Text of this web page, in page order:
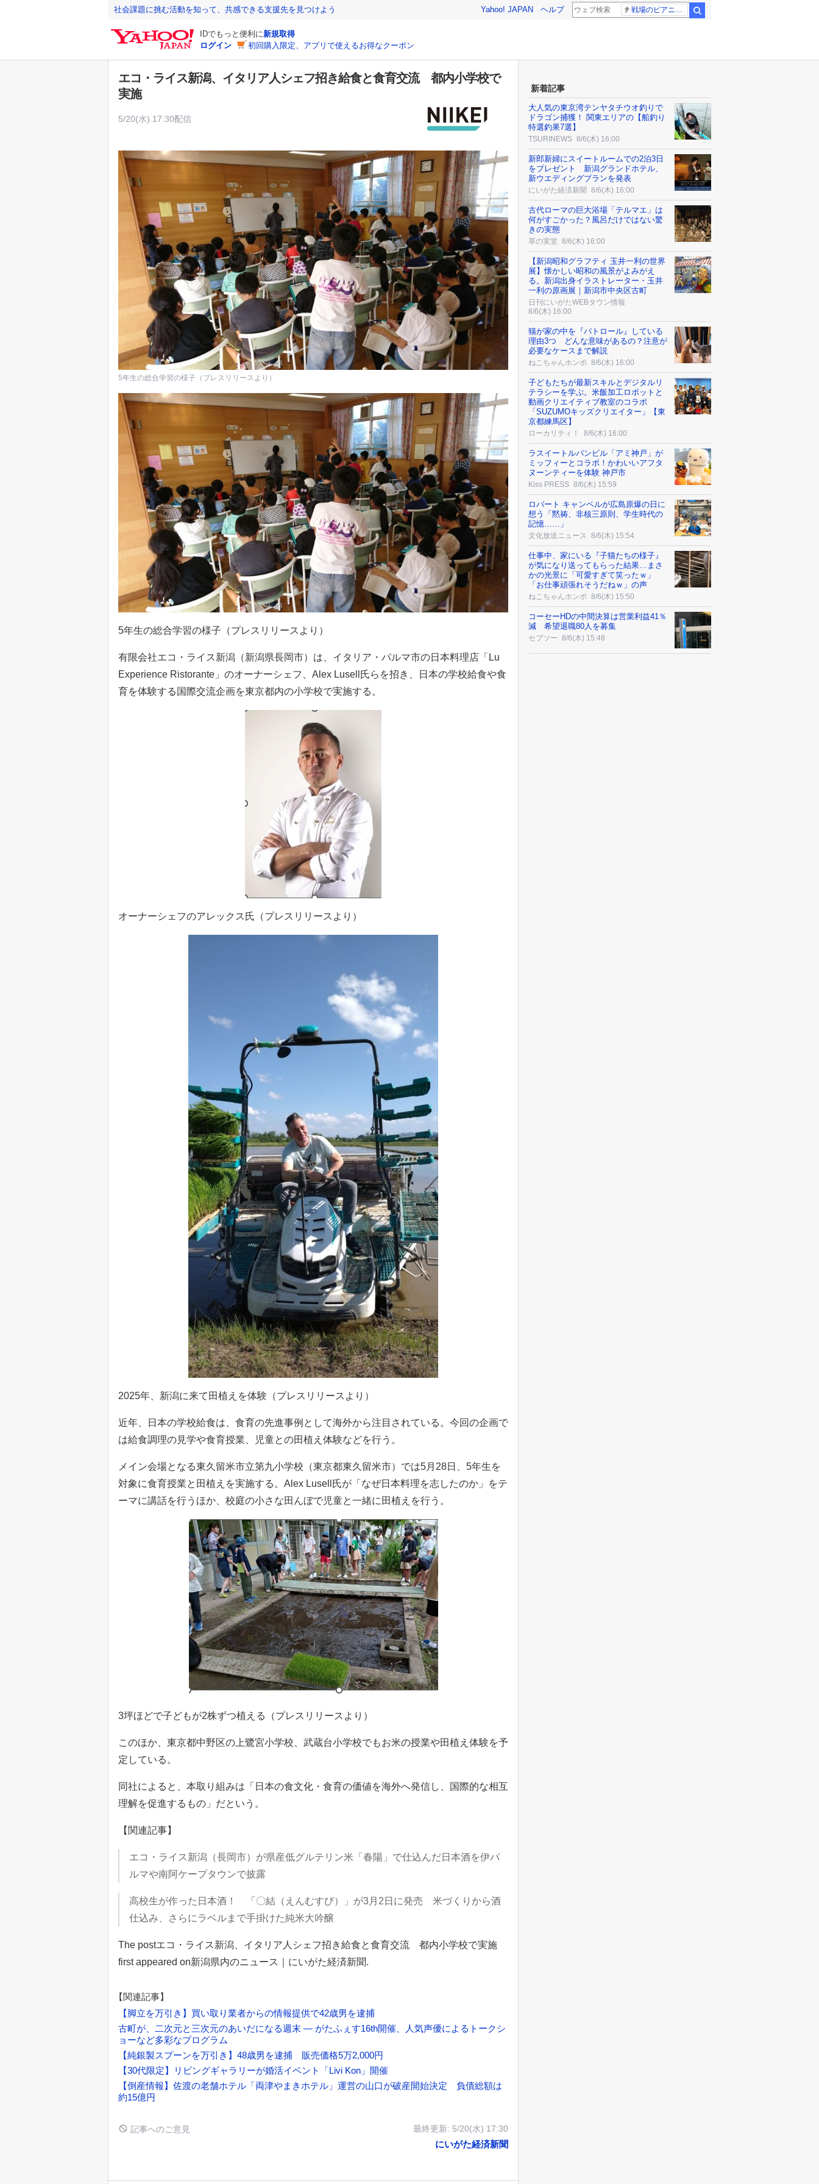
社会課題に挑む活動を知って、共感できる支援先を見つけよう Yahoo! JAPAN ヘルプ 戦場のピアニスト
IDでもっと便利に新規取得
ログイン
初回購入限定、アプリで使えるお得なクーポン
エコ・ライス新潟、イタリア人シェフ招き給食と食育交流 都内小学校で
実施
5/20(水) 17:30配信
5年生の総合学習の様子（プレスリリースより）
5年生の総合学習の様子（プレスリリースより）
有限会社エコ・ライス新潟（新潟県長岡市）は、イタリア・パルマ市の日本料理店「Lu
Experience Ristorante」のオーナーシェフ、Alex Lusell氏らを招き、日本の学校給食や食
育を体験する国際交流企画を東京都内の小学校で実施する。
オーナーシェフのアレックス氏（プレスリリースより）
2025年、新潟に来て田植えを体験（プレスリリースより）
近年、日本の学校給食は、食育の先進事例として海外から注目されている。今回の企画で
は給食調理の見学や食育授業、児童との田植え体験などを行う。
メイン会場となる東久留米市立第九小学校（東京都東久留米市）では5月28日、5年生を
対象に食育授業と田植えを実施する。Alex Lusell氏が「なぜ日本料理を志したのか」をテ
ーマに講話を行うほか、校庭の小さな田んぼで児童と一緒に田植えを行う。
3坪ほどで子どもが2株ずつ植える（プレスリリースより）
このほか、東京都中野区の上鷺宮小学校、武蔵台小学校でもお米の授業や田植え体験を予
定している。
同社によると、本取り組みは「日本の食文化・食育の価値を海外へ発信し、国際的な相互
理解を促進するもの」だという。
【関連記事】
エコ・ライス新潟（長岡市）が県産低グルテリン米「春陽」で仕込んだ日本酒を伊パ
ルマや南阿ケープタウンで披露
高校生が作った日本酒！ 「〇結（えんむすび）」が3月2日に発売 米づくりから酒
仕込み、さらにラベルまで手掛けた純米大吟醸
The postエコ・ライス新潟、イタリア人シェフ招き給食と食育交流 都内小学校で実施
first appeared on新潟県内のニュース｜にいがた経済新聞.
【関連記事】
【脚立を万引き】買い取り業者からの情報提供で42歳男を逮捕
古町が、二次元と三次元のあいだになる週末 ― がたふぇす16th開催、人気声優によるトークシ
ョーなど多彩なプログラム
【純銀製スプーンを万引き】48歳男を逮捕 販売価格5万2,000円
【30代限定】リビングギャラリーが婚活イベント「Livi Kon」開催
【倒産情報】佐渡の老舗ホテル「両津やまきホテル」運営の山口が破産開始決定 負債総額は
約15億円
記事へのご意見 最終更新: 5/20(水) 17:30
にいがた経済新聞
新着記事
大人気の東京湾テンヤタチウオ釣りで
ドラゴン捕獲！ 関東エリアの【船釣り
特選釣果7選】
TSURINEWS 8/6(木) 16:00
新郎新婦にスイートルームでの2泊3日
をプレゼント 新潟グランドホテル、
新ウエディングプランを発表
にいがた経済新聞 8/6(木) 16:00
古代ローマの巨大浴場「テルマエ」は
何がすごかった？風呂だけではない驚
きの実態
草の実堂 8/6(木) 16:00
【新潟昭和グラフティ 玉井一利の世界
展】懐かしい昭和の風景がよみがえ
る。新潟出身イラストレーター・玉井
一利の原画展｜新潟市中央区古町
日刊にいがたWEBタウン情報
8/6(木) 16:00
猫が家の中を『パトロール』している
理由3つ どんな意味があるの？注意が
必要なケースまで解説
ねこちゃんホンポ 8/6(木) 16:00
子どもたちが最新スキルとデジタルリ
テラシーを学ぶ。米飯加工ロボットと
動画クリエイティブ教室のコラボ
「SUZUMOキッズクリエイター」【東
京都練馬区】
ローカリティ！ 8/6(木) 16:00
ラスイートルパンビル「アミ神戸」が
ミッフィーとコラボ！かわいいアフタ
ヌーンティーを体験 神戸市
Kiss PRESS 8/6(木) 15:59
ロバート キャンベルが広島原爆の日に
想う「黙祷、非核三原則、学生時代の
記憶……」
文化放送ニュース 8/6(木) 15:54
仕事中、家にいる『子猫たちの様子』
が気になり送ってもらった結果…まさ
かの光景に「可愛すぎて笑ったｗ」
「お仕事頑張れそうだねｗ」の声
ねこちゃんホンポ 8/6(木) 15:50
コーセーHDの中間決算は営業利益41％
減 希望退職80人を募集
セブツー 8/6(木) 15:48